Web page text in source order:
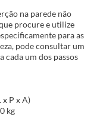
na parede não
procure e utilize
para as
pode consultar um
cada um dos passos
x P x A)
kg